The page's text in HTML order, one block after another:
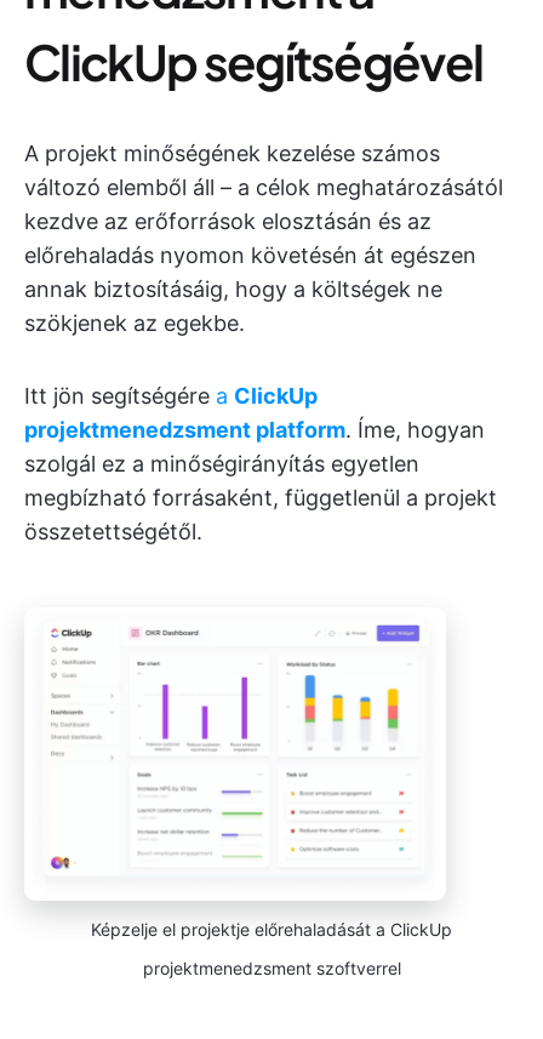
ClickUp segítségével
A projekt minőségének kezelése számos
változó elemből áll – a célok meghatározásától
kezdve az erőforrások elosztásán és az
előrehaladás nyomon követésén át egészen
annak biztosításáig, hogy a költségek ne
szökjenek az egekbe.
Itt jön segítségére a ClickUp
projektmenedzsment platform. Íme, hogyan
szolgál ez a minőségirányítás egyetlen
megbízható forrásaként, függetlenül a projekt
összetettségétől.
Képzelje el projektje előrehaladását a ClickUp
projektmenedzsment szoftverrel